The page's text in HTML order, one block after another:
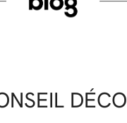
DÉCO